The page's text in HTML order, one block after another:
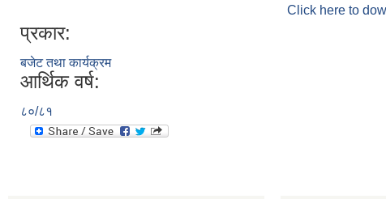
Click here to
प्रकार:
बजेट तथा कार्यक्रम
आर्थिक वर्ष:
८०/८१